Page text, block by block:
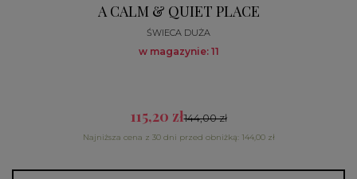
A CALM & QUIET PLACE
ŚWIECA DUŻA
w magazynie: 11
115,20 zł144,00 zł
Najniższa cena z 30 dni przed obniżką: 144,00 zł